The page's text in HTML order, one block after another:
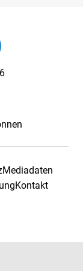
Mediadaten
Kontakt